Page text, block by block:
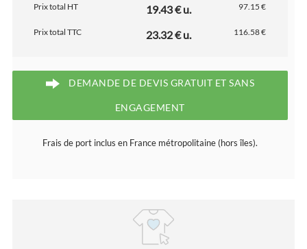
Prix total HT
19.43 € u. 97.15 €
Prix total TTC 23.32 € u. 116.58 €
DEMANDE DE DEVIS GRATUIT ET SANS
ENGAGEMENT
Frais de port inclus en France métropolitaine (hors îles).